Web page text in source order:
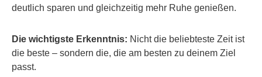
deutlich sparen und gleichzeitig mehr Ruhe genießen.
Die wichtigste Erkenntnis: Nicht die beliebteste Zeit ist
die beste – sondern die, die am besten zu deinem Ziel
passt.